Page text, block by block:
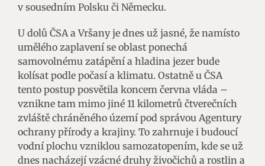
v sousedním Polsku či Německu.
U dolů ČSA a Vršany je dnes už jasné, že namísto
umělého zaplavení se oblast ponechá
samovolnému zatápění a hladina jezer bude
kolísat podle počasí a klimatu. Ostatně u ČSA
tento postup posvětila koncem června vláda –
vznikne tam mimo jiné 11 kilometrů čtverečních
zvláště chráněného území pod správou Agentury
ochrany přírody a krajiny. To zahrnuje i budoucí
vodní plochu vzniklou samozatopením, kde se už
dnes nacházejí vzácné druhy živočichů a rostlin a